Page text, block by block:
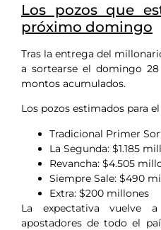
Los pozos que
próximo domingo
Tras la entrega del
a sortearse el domingo
montos acumulados.
Los pozos estimados para
Tradicional Primer
La Segunda: $1.185
Revancha: $4.505
Siempre Sale: $490
Extra: $200 millones
La expectativa vuelve
apostadores de todo el